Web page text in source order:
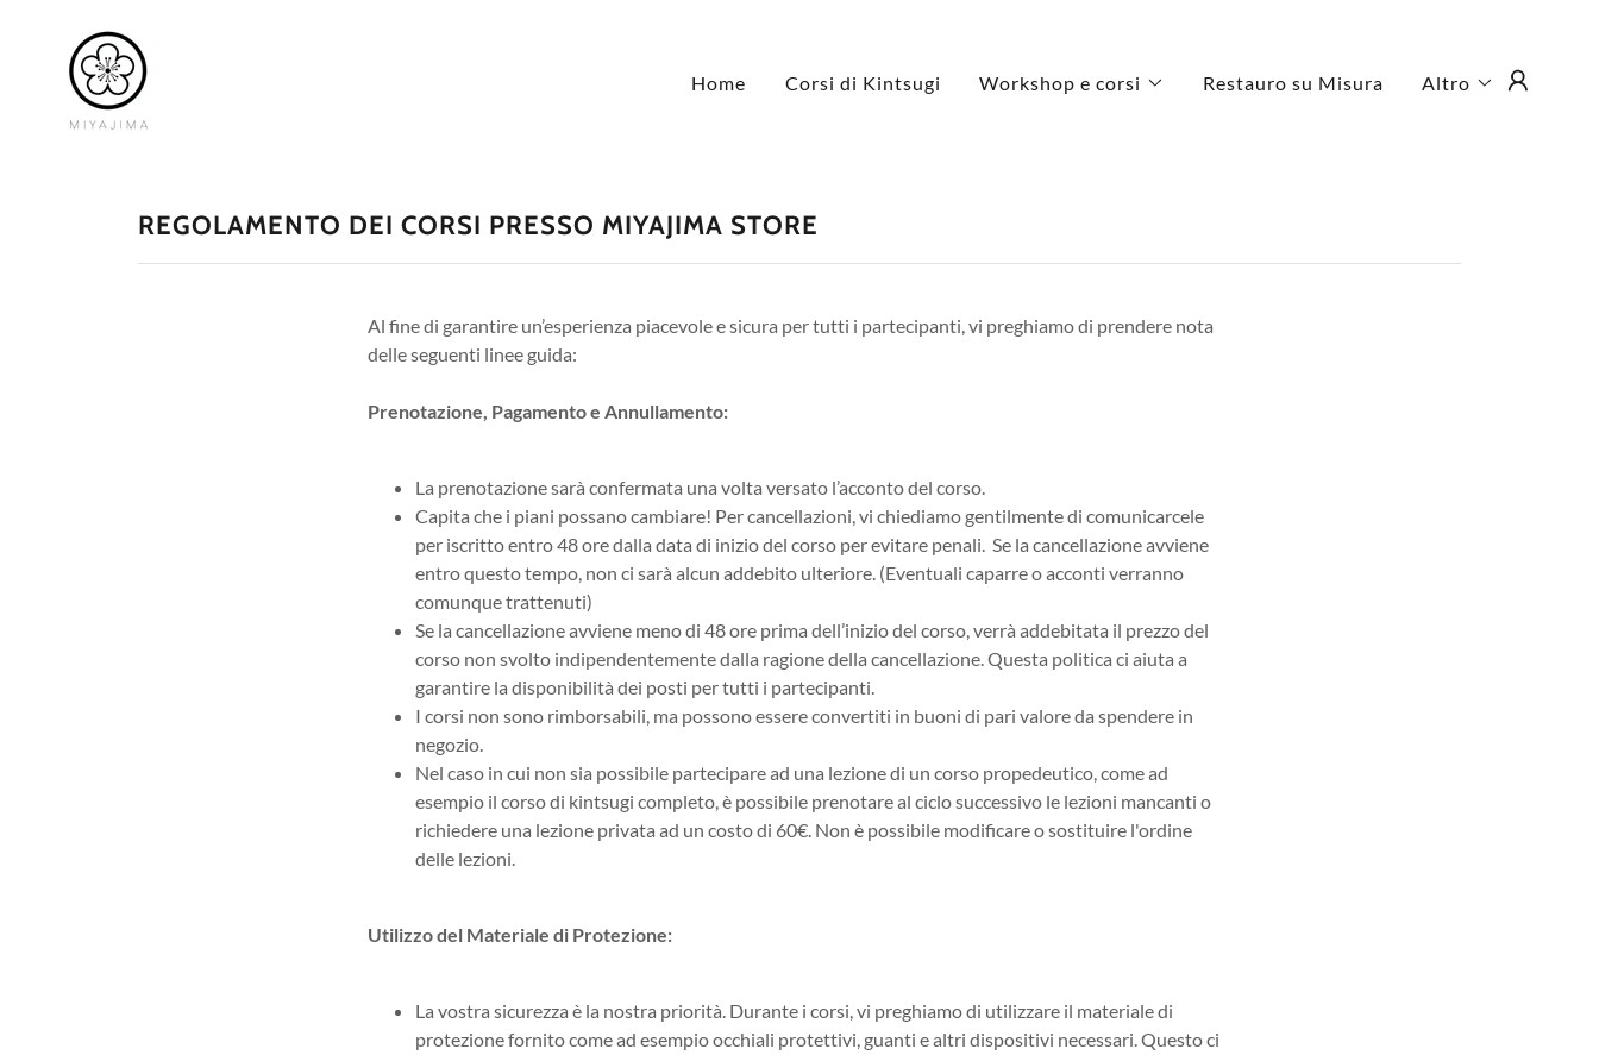
Home Corsi di Kintsugi Workshop e corsi Restauro su Misura Altro
REGOLAMENTO DEI CORSI PRESSO MIYAJIMA STORE
Al fine di garantire un’esperienza piacevole e sicura per tutti i partecipanti, vi preghiamo di prendere nota
delle seguenti linee guida:
Prenotazione, Pagamento e Annullamento:
La prenotazione sarà confermata una volta versato l’acconto del corso.
Capita che i piani possano cambiare! Per cancellazioni, vi chiediamo gentilmente di comunicarcele
per iscritto entro 48 ore dalla data di inizio del corso per evitare penali. Se la cancellazione avviene
entro questo tempo, non ci sarà alcun addebito ulteriore. (Eventuali caparre o acconti verranno
comunque trattenuti)
Se la cancellazione avviene meno di 48 ore prima dell’inizio del corso, verrà addebitata il prezzo del
corso non svolto indipendentemente dalla ragione della cancellazione. Questa politica ci aiuta a
garantire la disponibilità dei posti per tutti i partecipanti.
I corsi non sono rimborsabili, ma possono essere convertiti in buoni di pari valore da spendere in
negozio.
Nel caso in cui non sia possibile partecipare ad una lezione di un corso propedeutico, come ad
esempio il corso di kintsugi completo, è possibile prenotare al ciclo successivo le lezioni mancanti o
richiedere una lezione privata ad un costo di 60€. Non è possibile modificare o sostituire l'ordine
delle lezioni.
Utilizzo del Materiale di Protezione:
La vostra sicurezza è la nostra priorità. Durante i corsi, vi preghiamo di utilizzare il materiale di
protezione fornito come ad esempio occhiali protettivi, guanti e altri dispositivi necessari. Questo ci